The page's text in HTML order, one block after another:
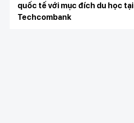
quốc tế với mục đích du học tại
Techcombank